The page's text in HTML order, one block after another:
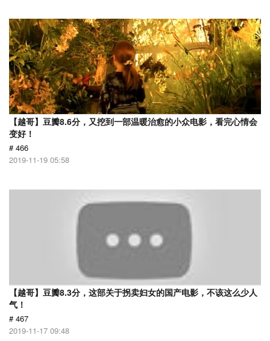
【越哥】豆瓣8.6分，又挖到一部温暖治愈的小众电影，看完心情会
变好！
# 466
2019-11-19 05:58
【越哥】豆瓣8.3分，这部关于拐卖妇女的国产电影，不该这么少人
气！
# 467
2019-11-17 09:48